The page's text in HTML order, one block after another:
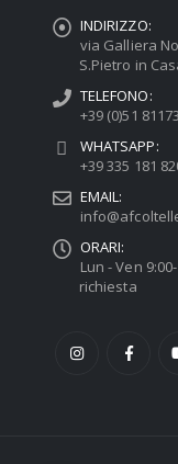
INDIRIZZO:
via Galliera
S.Pietro in
TELEFONO:
+39 (0)51
WHATSAPP:
+39 335 181
EMAIL:
ORARI:
Lun - Ven
richiesta